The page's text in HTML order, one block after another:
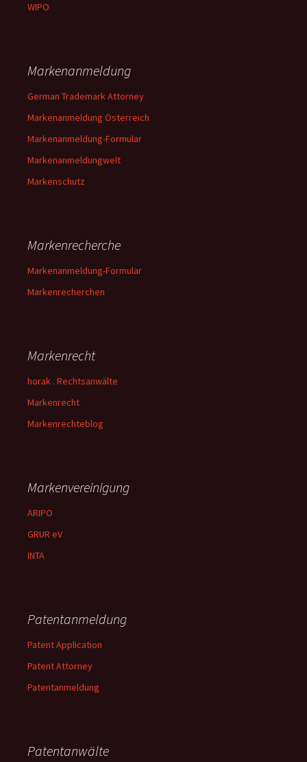
WIPO
Markenanmeldung
German Trademark Attorney
Markenanmeldung Österreich
Markenanmeldung-Formular
Markenanmeldungwelt
Markenschutz
Markenrecherche
Markenanmeldung-Formular
Markenrecherchen
Markenrecht
horak . Rechtsanwälte
Markenrecht
Markenrechteblog
Markenvereinigung
ARIPO
GRUR eV
INTA
Patentanmeldung
Patent Application
Patent Attorney
Patentanmeldung
Patentanwälte